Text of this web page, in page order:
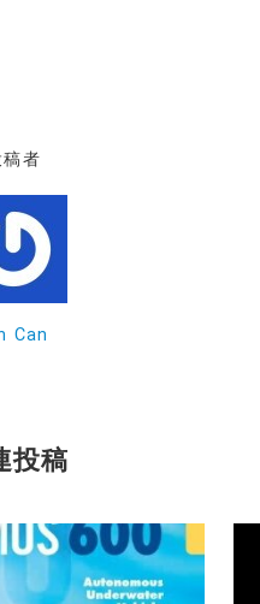
稿者
Can
投稿